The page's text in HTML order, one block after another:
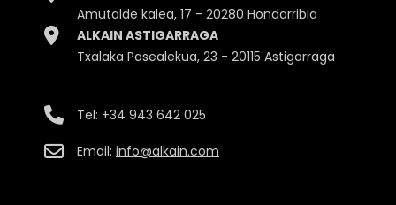
Peso 180gr.
Embalaje Unidad
Amutalde kalea, 17 - 20280 Hondarribia
ALKAIN ASTIGARRAGA
Txalaka Pasealekua, 23 - 20115 Astigarraga
Tel: +34 943 642 025
Email: info@alkain.com